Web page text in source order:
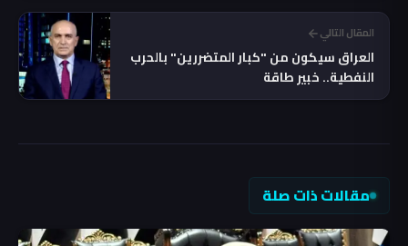
المقال التالي
العراق سيكون من "كبار المتضررين" بالحرب
النفطية.. خبير طاقة
مقالات ذات صلة